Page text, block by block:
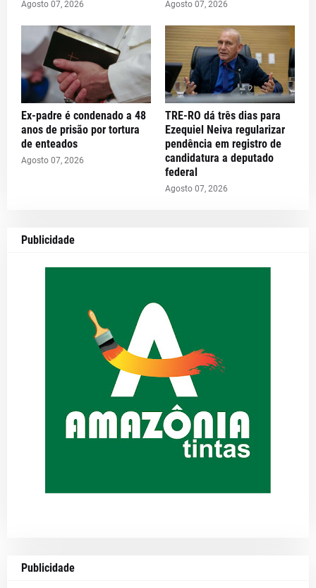
Agosto 07, 2026 Agosto 07, 2026
Ex-padre é condenado a 48
anos de prisão por tortura
de enteados
Agosto 07, 2026
TRE-RO dá três dias para
Ezequiel Neiva regularizar
pendência em registro de
candidatura a deputado
federal
Agosto 07, 2026
Publicidade
Publicidade